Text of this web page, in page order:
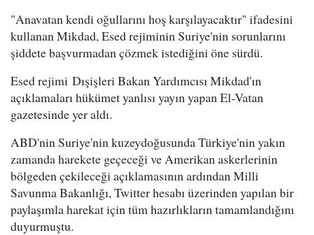
"Anavatan kendi oğullarını hoş karşılayacaktır" ifadesini
kullanan Mikdad, Esed rejiminin Suriye'nin sorunlarını
şiddete başvurmadan çözmek istediğini öne sürdü.
Esed rejimi Dışişleri Bakan Yardımcısı Mikdad'ın
açıklamaları hükümet yanlısı yayın yapan El-Vatan
gazetesinde yer aldı.
ABD'nin Suriye'nin kuzeydoğusunda Türkiye'nin yakın
zamanda harekete geçeceği ve Amerikan askerlerinin
bölgeden çekileceği açıklamasının ardından Milli
Savunma Bakanlığı, Twitter hesabı üzerinden yapılan bir
paylaşımla harekat için tüm hazırlıkların tamamlandığını
duyurmuştu.